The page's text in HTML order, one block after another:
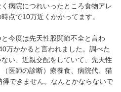
病院につれいったところ食物アレ
点で10万近くかかってます。
今度は先天性股関節不全と言わ
万かかると言われました。調べた
い、近親交配をしていて、先天性
医師の診断）療養食、病院代、猫
できません。なんとかならないで